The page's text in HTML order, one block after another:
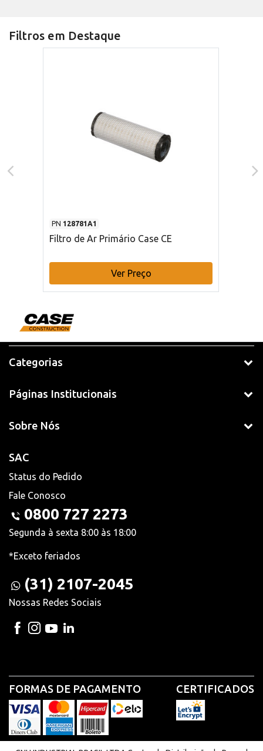
Filtros em Destaque
PN 128781A1
Filtro de Ar Primário Case CE
Ver Preço
Categorias
Páginas Institucionais
Sobre Nós
SAC
Status do Pedido
Fale Conosco
0800 727 2273
Segunda à sexta 8:00 às 18:00
*Exceto feriados
(31) 2107-2045
Nossas Redes Sociais
FORMAS DE PAGAMENTO CERTIFICADOS